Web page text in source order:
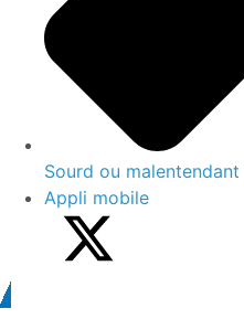
Sourd ou
Appli mobile